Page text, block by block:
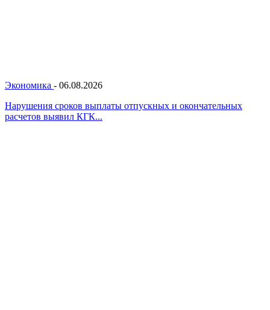
Экономика - 06.08.2026
Нарушения сроков выплаты отпускных и окончательных
расчетов выявил КГК...